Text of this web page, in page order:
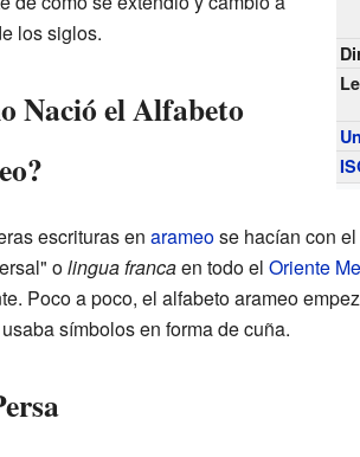
los siglos.
Nació el Alfabeto
escrituras en arameose hacían con el
olingua francaen todo el Oriente
Poco a poco, el alfabeto arameo
símbolos en forma de cuña.